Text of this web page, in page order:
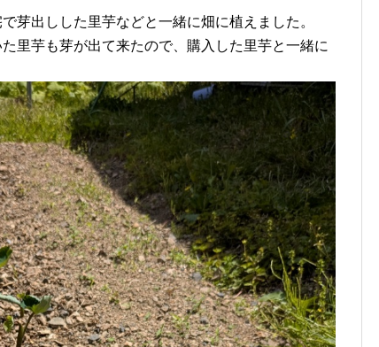
芽出しした里芋などと一緒に畑に植えました。
里芋も芽が出て来たので、購入した里芋と一緒に